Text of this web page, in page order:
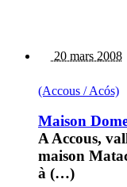
20 mars 2008
(Accous / Acós)
Maison
A Accous,
maison
à (…)